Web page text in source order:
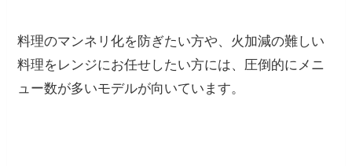
料理のマンネリ化を防ぎたい方や、火加減の難しい
料理をレンジにお任せしたい方には、圧倒的にメニ
ュー数が多いモデルが向いています。